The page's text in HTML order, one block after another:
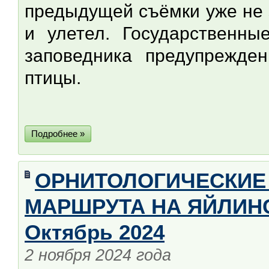
предыдущей съёмки уже не
и улетел.
заповедника
птицы.
Подробнее »
МАРШРУТА НА
Октябрь 2024
2 ноября 2024 года